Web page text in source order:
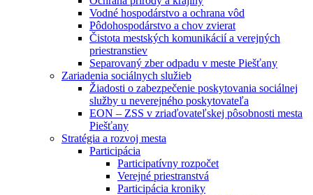
Vodné hospodárstvo a ochrana vôd
Pôdohospodárstvo a chov zvierat
Čistota mestských komunikácií a verejných
priestranstiev
Separovaný zber odpadu v meste Piešťany
Zariadenia sociálnych služieb
Žiadosti o zabezpečenie poskytovania sociálnej
služby u neverejného poskytovateľa
EON – ZSS v zriaďovateľskej pôsobnosti mesta
Piešťany
Stratégia a rozvoj mesta
Participácia
Participatívny rozpočet
Verejné priestranstvá
Participácia kroniky